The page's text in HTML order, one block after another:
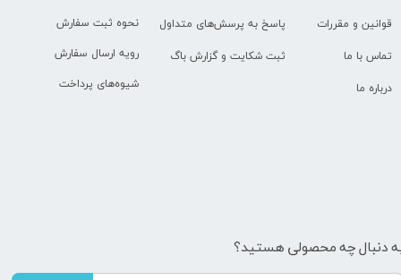
نحوه ثبت سفارش
رویه ارسال سفارش
شیوه‌های پرداخت
پاسخ به پرسش‌های متداول
ثبت شکایت و گزارش باگ
قوانین و مقررات
تماس با ما
درباره ما
دنبال چه محصولی هستید؟